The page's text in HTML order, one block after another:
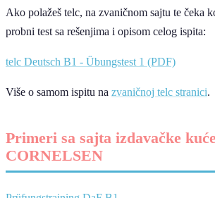
Ako polažeš telc, na zvaničnom sajtu te čeka
probni test sa rešenjima i opisom celog ispita:
telc Deutsch B1 - Übungstest 1 (PDF)
Više o samom ispitu na zvaničnoj telc stranici.
Primeri sa sajta izdavačke
CORNELSEN